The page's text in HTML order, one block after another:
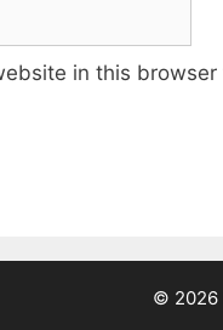
in this
© 2026